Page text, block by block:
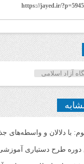
https://jayed.ir/?p=5945
آزاد اسلامی
با دلالان و
طرح دستیاری آموزشی دانشگاه آزاد